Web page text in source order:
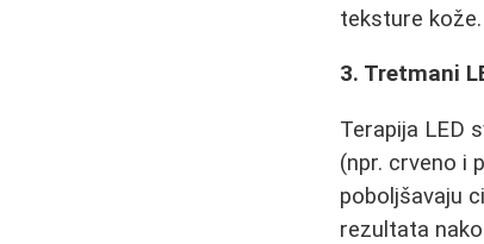
teksture
3. Tretmani
Terapija LED
(npr. crveno i
poboljšavaju
rezultata